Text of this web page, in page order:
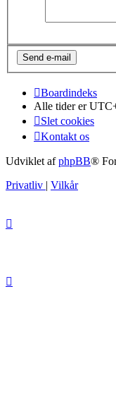
Boardindeks
Alle tider er
Slet cookies
Kontakt os
Udviklet afphpBB®
Privatliv
Vilkår